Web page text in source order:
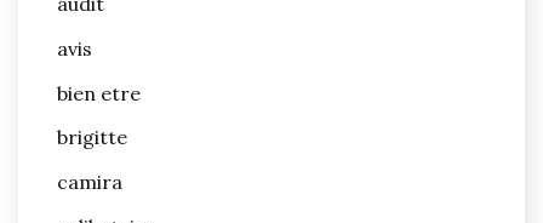
avis
bien etre
brigitte
camira